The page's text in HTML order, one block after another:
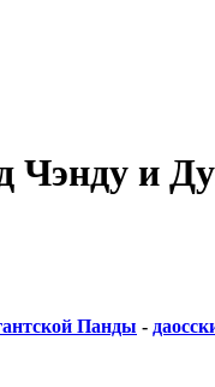
Чэнду и
Панды -